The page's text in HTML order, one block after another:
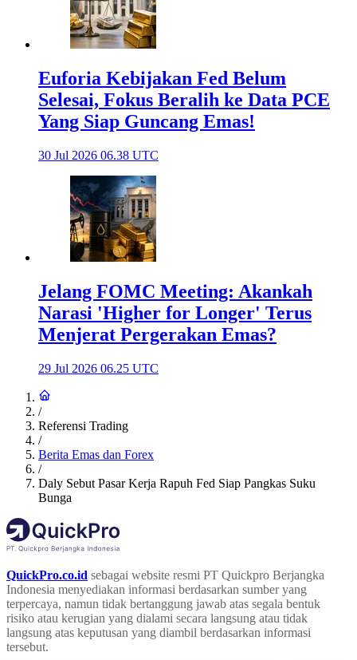
Euforia Kebijakan Fed Belum
Selesai, Fokus Beralih ke Data PCE
Yang Siap Guncang Emas!
30 Jul 2026 06.38 UTC
Jelang FOMC Meeting: Akankah
Narasi 'Higher for Longer' Terus
Menjerat Pergerakan Emas?
29 Jul 2026 06.25 UTC
/
Referensi Trading
/
Berita Emas dan Forex
/
Daly Sebut Pasar Kerja Rapuh Fed Siap Pangkas Suku
Bunga
QuickPro.co.id sebagai website resmi PT Quickpro Berjangka
Indonesia menyediakan informasi berdasarkan sumber yang
terpercaya, namun tidak bertanggung jawab atas segala bentuk
risiko atau kerugian yang dialami secara langsung atau tidak
langsung atas keputusan yang diambil berdasarkan informasi
tersebut.